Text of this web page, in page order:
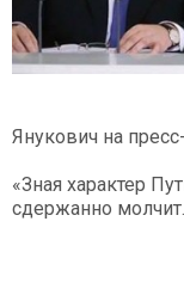
Янукович на
«Зная характер
сдержанно